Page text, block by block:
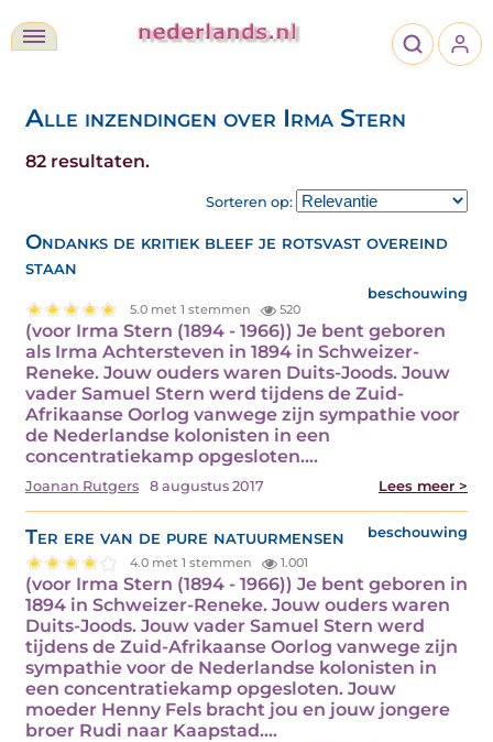
Alle inzendingen over Irma Stern
82 resultaten.
Sorteren op:
Ondanks de kritiek bleef je rotsvast overeind
staan
beschouwing
5.0 met 1 stemmen 520
(voor Irma Stern (1894 - 1966)) Je bent geboren
als Irma Achtersteven in 1894 in Schweizer-
Reneke. Jouw ouders waren Duits-Joods. Jouw
vader Samuel Stern werd tijdens de Zuid-
Afrikaanse Oorlog vanwege zijn sympathie voor
de Nederlandse kolonisten in een
concentratiekamp opgesloten.…
Joanan Rutgers 8 augustus 2017 Lees meer >
Ter ere van de pure natuurmensen beschouwing
4.0 met 1 stemmen 1.001
(voor Irma Stern (1894 - 1966)) Je bent geboren in
1894 in Schweizer-Reneke. Jouw ouders waren
Duits-Joods. Jouw vader Samuel Stern werd
tijdens de Zuid-Afrikaanse Oorlog vanwege zijn
sympathie voor de Nederlandse kolonisten in
een concentratiekamp opgesloten. Jouw
moeder Henny Fels bracht jou en jouw jongere
broer Rudi naar Kaapstad.…